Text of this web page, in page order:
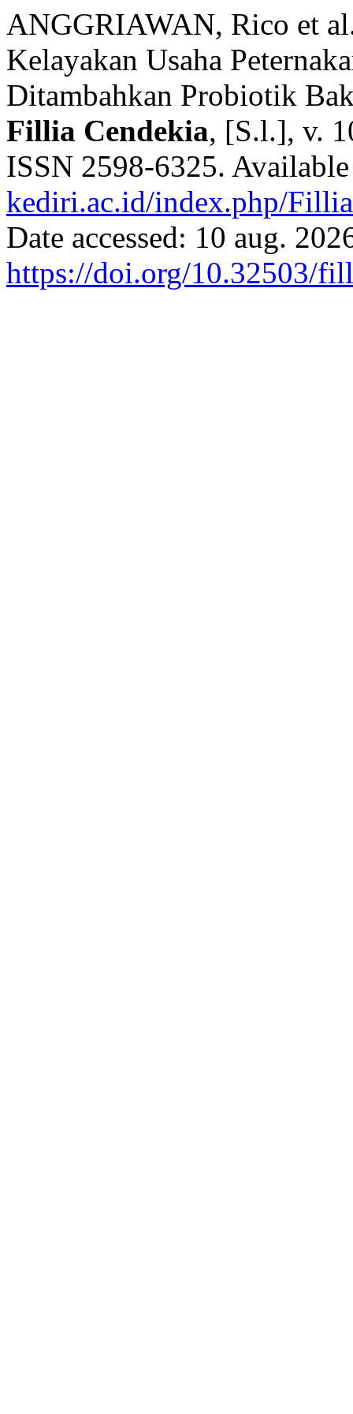
ANGGRIAWAN, Rico et
Kelayakan Usaha
Ditambahkan Probiotik
Fillia Cendekia, [S.l.], v.
ISSN 2598-6325.
kediri.ac.id/index.php/
Date accessed: 10 aug.
https://doi.org/10.32503/